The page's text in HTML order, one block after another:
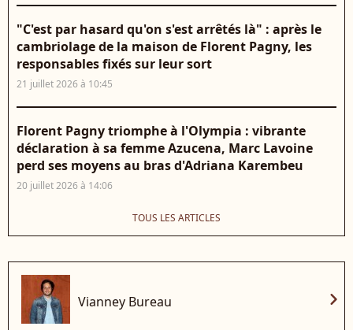
"C'est par hasard qu'on s'est arrêtés là" : après le
cambriolage de la maison de Florent Pagny, les
responsables fixés sur leur sort
21 juillet 2026 à 10:45
Florent Pagny triomphe à l'Olympia : vibrante
déclaration à sa femme Azucena, Marc Lavoine
perd ses moyens au bras d'Adriana Karembeu
20 juillet 2026 à 14:06
TOUS LES ARTICLES
Vianney Bureau chevron_right